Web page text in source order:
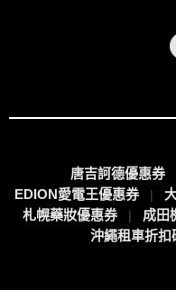
唐吉訶德優惠券
EDION愛電王優惠券
札幌藥妝優惠券
成田
沖繩租車折扣